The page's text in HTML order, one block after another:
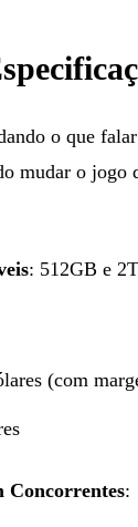
o que
mudar o jogo
: 512GB e
(com
Concorrentes: